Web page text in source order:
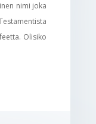
nimi joka
Olisiko